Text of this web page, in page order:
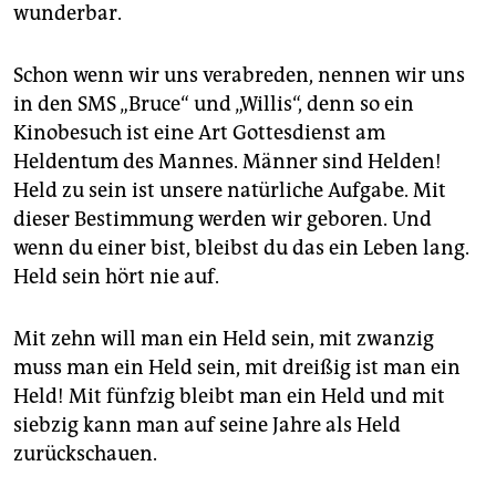
shop
fragen & hilfe
unterstützen
abo
genossenschaft
epaper login
wunderbar.
Schon wenn wir uns verabreden, nennen wir uns
in den SMS „Bruce“ und „Willis“, denn so ein
Kinobesuch ist eine Art Gottesdienst am
Heldentum des Mannes. Männer sind Helden!
Held zu sein ist unsere natürliche Aufgabe. Mit
dieser Bestimmung werden wir geboren. Und
wenn du einer bist, bleibst du das ein Leben lang.
Held sein hört nie auf.
Mit zehn will man ein Held sein, mit zwanzig
muss man ein Held sein, mit dreißig ist man ein
Held! Mit fünfzig bleibt man ein Held und mit
siebzig kann man auf seine Jahre als Held
zurückschauen.